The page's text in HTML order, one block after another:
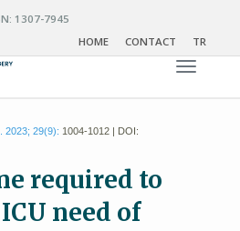
1307-7945
HOME
CONTACT TR
Toggle
2023; 29(9): 1004-1012 | DOI:
required to
need of